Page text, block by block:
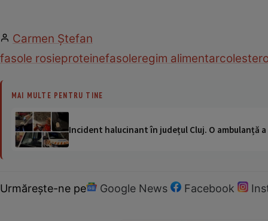
Carmen Ştefan
fasole rosieproteinefasoleregim alimentar
MAI MULTE PENTRU TINE
Incident halucinant în județul Cluj. O ambulanță
Urmărește-ne pe Google News Facebook